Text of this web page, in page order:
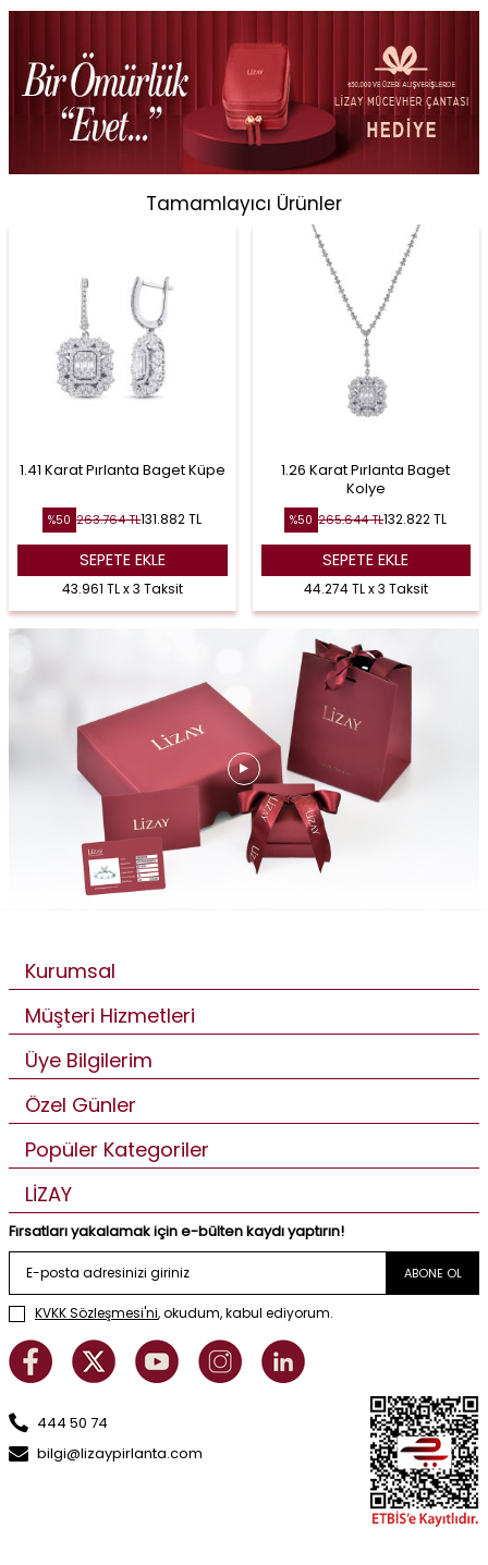
Tamamlayıcı Ürünler
1.41 Karat Pırlanta Baget Küpe
%50 263.764TL131.882TL
SEPETE EKLE
43.961 TL x 3 Taksit
1.26 Karat Pırlanta Baget
Kolye
%50 265.644TL132.822TL
SEPETE EKLE
44.274 TL x 3 Taksit
Kurumsal
Müşteri Hizmetleri
Üye Bilgilerim
Özel Günler
Popüler Kategoriler
LİZAY
Fırsatları yakalamak için e-bülten kaydı yaptırın!
ABONE OL
KVKK Sözleşmesi'ni, okudum, kabul ediyorum.
444 50 74
bilgi@lizaypirlanta.com